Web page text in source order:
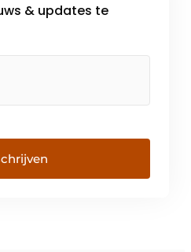
& updates te